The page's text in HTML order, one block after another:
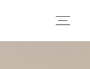
cookies